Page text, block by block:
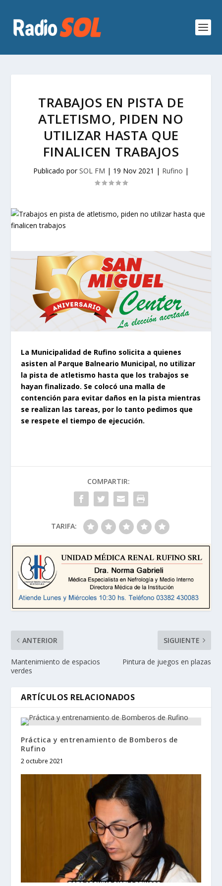
TRABAJOS EN PISTA DE
ATLETISMO, PIDEN NO
UTILIZAR HASTA QUE
FINALICEN TRABAJOS
Publicado porSOL FM | 19 Nov 2021 | Rufino |
La Municipalidad de Rufino solicita a quienes
asisten al Parque Balneario Municipal, no utilizar
la pista de atletismo hasta que los trabajos se
hayan finalizado. Se colocó una malla de
contención para evitar daños en la pista mientras
se realizan las tareas, por lo tanto pedimos que
se respete el tiempo de ejecución.
COMPARTIR:
TARIFA:
ANTERIOR
Mantenimiento de espacios
verdes
SIGUIENTE
Pintura de juegos en plazas
ARTÍCULOS RELACIONADOS
Práctica y entrenamiento de Bomberos de
Rufino
2 octubre 2021